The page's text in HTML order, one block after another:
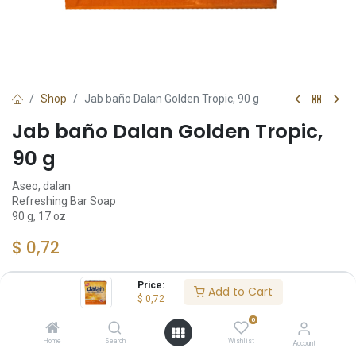
Price:
$ 0,72 Add to Cart
Home Search
0
Wishlist Account
Shop Jab baño Dalan Golden Tropic, 90 g
Jab baño Dalan Golden Tropic,
90 g
Aseo, dalan
Refreshing Bar Soap
90 g, 17 oz
$ 0,72
Add to Cart
Añadir a lista de deseos